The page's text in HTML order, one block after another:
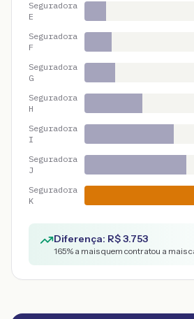
Seguradora
E
Seguradora
F
Seguradora
G
Seguradora
H
Seguradora
I
Seguradora
J
Seguradora
K
Diferença: R$3.753
165% a mais quem contratou a mais